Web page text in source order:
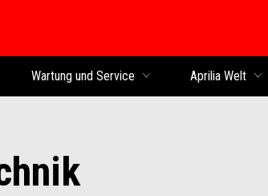
Wartung und Service Aprilia Welt